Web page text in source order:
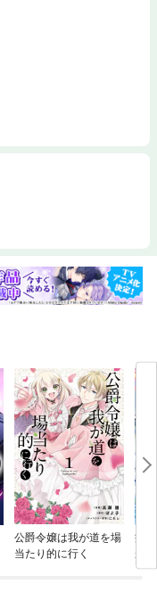
公爵令嬢は我が道を場
当たり的に行く
病
が
ぎ